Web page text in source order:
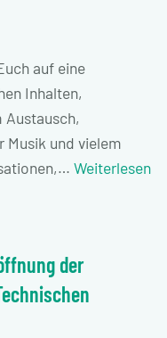
auf eine
Inhalten,
Austausch,
Musik und vielem
Weiterlesen
der